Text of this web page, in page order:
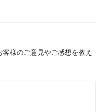
様のご意見やご感想を教え